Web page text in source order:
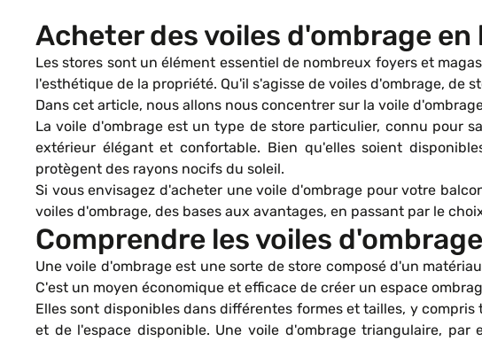
Acheter des voiles d'ombrage
Les stores sont un élément essentiel de nombreux foyers et
l'esthétique de la propriété. Qu'il s'agisse de voiles d'ombrage, de
Dans cet article, nous allons nous concentrer sur la voile
La voile d'ombrage est un type de store particulier, connu pour
extérieur élégant et confortable. Bien qu'elles soient
protègent des rayons nocifs du soleil.
Si vous envisagez d'acheter une voile d'ombrage pour votre
voiles d'ombrage, des bases aux avantages, en passant par le
Comprendre les voiles
Une voile d'ombrage est une sorte de store composé d'un
C'est un moyen économique et efficace de créer un espace
Elles sont disponibles dans différentes formes et tailles, y
et de l'espace disponible. Une voile d'ombrage triangulaire,